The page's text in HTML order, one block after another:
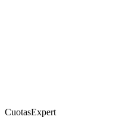
CuotasExpert